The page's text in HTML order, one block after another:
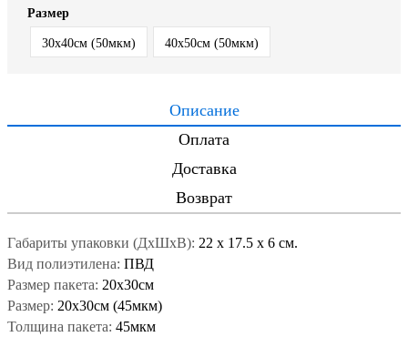
Размер
30x40см (50мкм) 40x50см (50мкм)
Описание
Оплата
Доставка
Возврат
Габариты упаковки (ДxШxВ): 22 x 17.5 x 6 см.
Вид полиэтилена: ПВД
Размер пакета: 20x30см
Размер: 20x30см (45мкм)
Толщина пакета: 45мкм